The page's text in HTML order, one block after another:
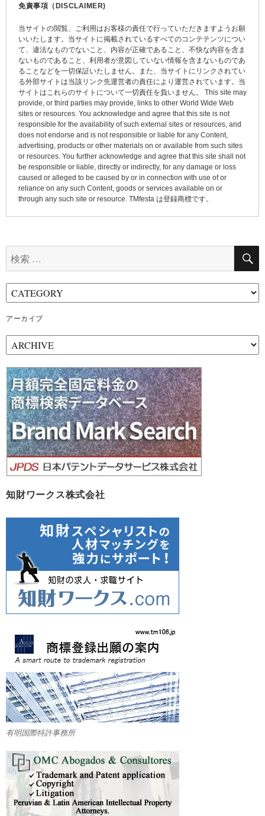
免責事項（DISCLAIMER)
当サイトの閲覧、ご利用はお客様の責任で行っていただきますようお願
いいたします。当サイトに掲載されているすべてのコンテテンツについ
て、違法なものでないこと、内容が正確であること、不快な内容を含ま
ないものであること、利用者が意図していない情報を含まないものであ
ることなどを一切保証いたしません。また、当サイトにリンクされてい
る外部サイトは当該リンク先運営者の責任により運営されています。当
サイトはこれらのサイトについて一切責任を負いません。 This site may
provide, or third parties may provide, links to other World Wide Web
sites or resources. You acknowledge and agree that this site is not
responsible for the availability of such external sites or resources, and
does not endorse and is not responsible or liable for any Content,
advertising, products or other materials on or available from such sites
or resources. You further acknowledge and agree that this site shall not
be responsible or liable, directly or indirectly, for any damage or loss
caused or alleged to be caused by or in connection with use of or
reliance on any such Content, goods or services available on or
through any such site or resource. TMfesta は登録商標です。
索:
アーカイブ
ー
カ
イ
ブ
知財ワークス株式会社
有明国際特許事務所